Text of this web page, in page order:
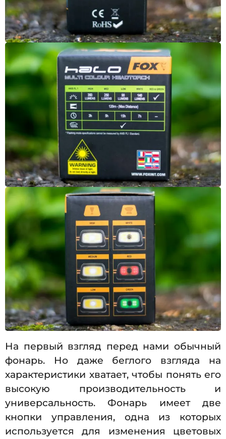
На первый взгляд перед нами обычный
фонарь. Но даже беглого взгляда на
характеристики хватает, чтобы понять его
высокую производительность и
универсальность. Фонарь имеет две
кнопки управления, одна из которых
используется для изменения цветовых